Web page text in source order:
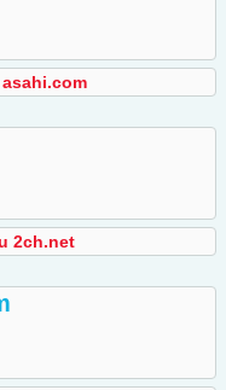
2ch.net